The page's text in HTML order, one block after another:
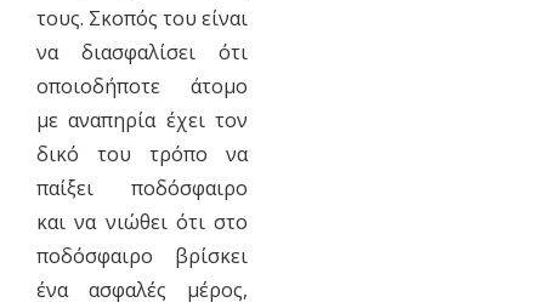
τους. Σκοπός του είναι
να διασφαλίσει ότι
οποιοδήποτε άτομο
με αναπηρία έχει τον
δικό του τρόπο να
παίξει ποδόσφαιρο
και να νιώθει ότι στο
ποδόσφαιρο βρίσκει
ένα ασφαλές μέρος,